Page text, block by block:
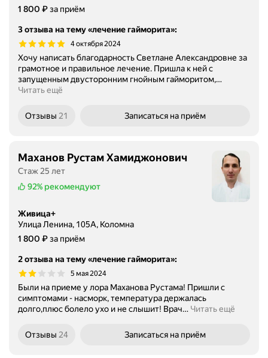
Цена
1800
1 800 ₽за приём
3 отзыва на тему «лечение гайморита»:
4 октября 2024
Хочу написать благодарность Светлане Александровне за
грамотное и правильное лечение. Пришла к ней с
запущенным двусторонним гнойным гайморитом,…
Читать ещё
Отзывы 21 Записаться на приём
Маханов Рустам Хамиджонович
Стаж 25 лет
92% рекомендуют
Живица+
Улица Ленина, 105А, Коломна
Цена
1800
1 800 ₽за приём
2 отзыва на тему «лечение гайморита»:
5 мая 2024
Были на приеме у лора Маханова Рустама! Пришли с
симптомами - насморк, температура держалась
долго,плюс болело ухо и не слышит! Врач… Читать ещё
Отзывы 24 Записаться на приём